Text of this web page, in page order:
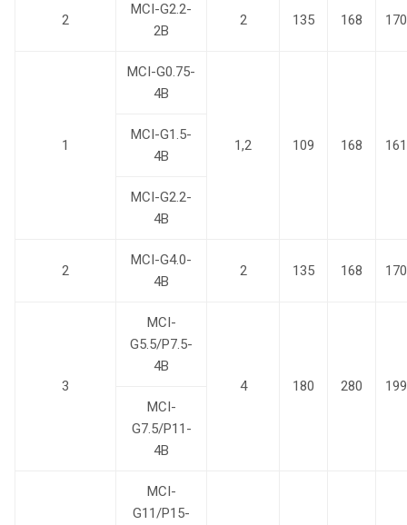
2
MCI-G2.2-
2B
2 135 168 170
1
MCI-G0.75-
4B
1,2 109 168 161
MCI-G1.5-
4B
MCI-G2.2-
4B
2
MCI-G4.0-
4B
2 135 168 170
3
MCI-
G5.5/P7.5-
4B
4
180 280
199
MCI-
G7.5/P11-
4B
MCI-
G11/P15-